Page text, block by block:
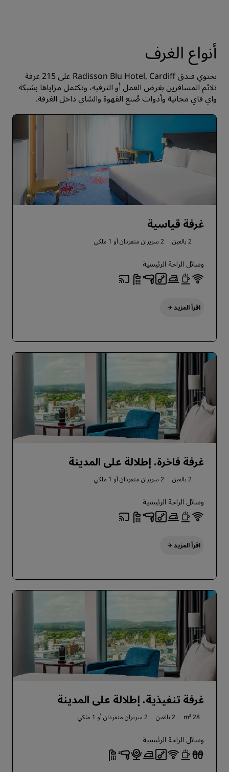
أنواع الغرف
يحتوي فندق Radisson Blu Hotel, Cardiff على 215 غرفة
تلائم المسافرين بغرض العمل أو الترفيه، وتكتمل مزاياها بشبكة
واي فاي مجانية وأدوات صُنع القهوة والشاي داخل الغرفة.
غرفة قياسية
2 بالغين 2 سريران منفردان أو 1 ملكي
وسائل الراحة الرئيسية
اقرأ المزيد
غرفة فاخرة، إطلالة على المدينة
2 بالغين 2 سريران منفردان أو 1 ملكي
وسائل الراحة الرئيسية
اقرأ المزيد
غرفة تنفيذية، إطلالة على المدينة
28 m² 2 بالغين 2 سريران منفردان أو 1 ملكي
وسائل الراحة الرئيسية